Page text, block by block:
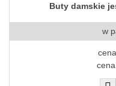
Buty damskie
w